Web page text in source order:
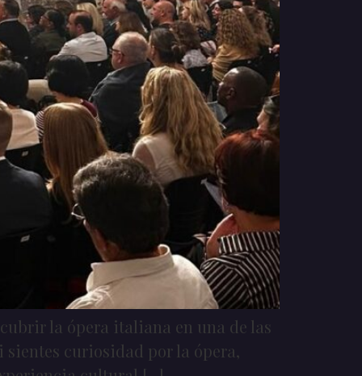
la ópera italiana en una de las
curiosidad por la ópera,